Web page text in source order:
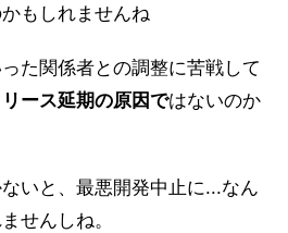
もしれませんね
た関係者との調整に苦戦して
ース延期の原因ではないのか
いと、最悪開発中止に...なん
せんしね。